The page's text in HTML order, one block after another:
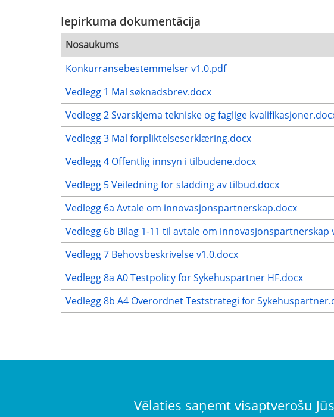
Iepirkuma dokumentācija
Nosaukums
Konkurransebestemmelser v1.0.pdf
Vedlegg 1 Mal søknadsbrev.docx
Vedlegg 2 Svarskjema tekniske og faglige
Vedlegg 3 Mal forpliktelseserklæring.docx
Vedlegg 4 Offentlig innsyn i tilbudene.docx
Vedlegg 5 Veiledning for sladding av tilbud.docx
Vedlegg 6a Avtale om innovasjonspartnerskap.docx
Vedlegg 6b Bilag 1-11 til avtale om innovasjonspartnerskap
Vedlegg 7 Behovsbeskrivelse v1.0.docx
Vedlegg 8a A0 Testpolicy for Sykehuspartner HF.docx
Vedlegg 8b A4 Overordnet Teststrategi for
Vēlaties saņemt visaptverošu